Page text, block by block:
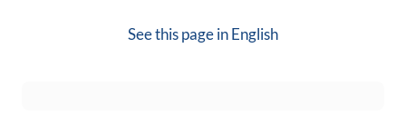
See this page inEnglish